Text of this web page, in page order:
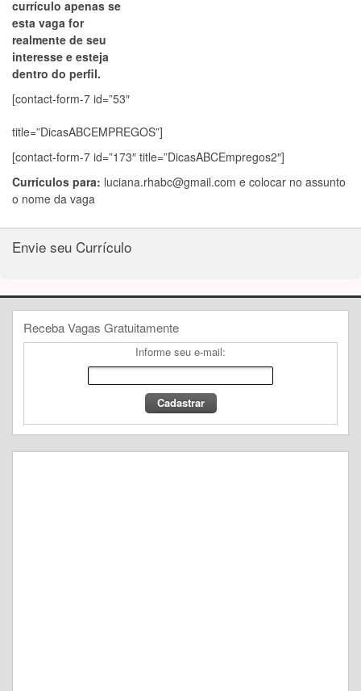
currículo apenas se
esta vaga for
realmente de seu
interesse e esteja
dentro do perfil.
[contact-form-7 id=”53″
title=”DicasABCEMPREGOS”]
[contact-form-7 id=”173″ title=”DicasABCEmpregos2″]
Currículos para: luciana.rhabc@gmail.com e colocar no assunto
o nome da vaga
Envie seu Currículo
Receba Vagas Gratuitamente
Informe seu e-mail: